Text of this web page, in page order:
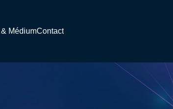
MédiumContact